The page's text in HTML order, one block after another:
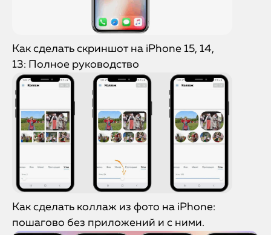
Как сделать скриншот на iPhone 15, 14,
13: Полное руководство
Как сделать коллаж из фото на iPhone:
пошагово без приложений и с ними.